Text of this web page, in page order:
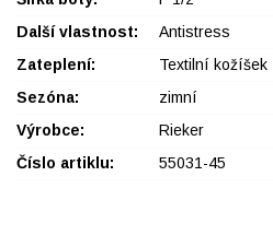
Další vlastnost:
Antistress
Zateplení:
Textilní kožíšek
Sezóna:
zimní
Výrobce:
Rieker
Číslo artiklu:
55031-45